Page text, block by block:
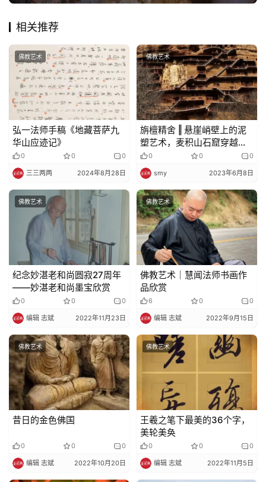
相关推荐
佛教艺术
弘一法师手稿《地藏菩萨九
华山应迹记》
0 0 0
三三两两 2024年8月28日
佛教艺术
旃檀精舍 ‖ 悬崖峭壁上的泥
塑艺术，麦积山石窟穿越千
年的惊世之美
0 0 0
smy 2023年6月8日
佛教艺术
纪念妙湛老和尚圆寂27周年
——妙湛老和尚墨宝欣赏
0 0 0
编辑 志斌 2022年11月23日
佛教艺术
佛教艺术｜慧闻法师书画作
品欣赏
6 0 0
编辑 志斌 2022年9月15日
佛教艺术
昔日的金色佛国
0 0 0
编辑 志斌 2022年10月20日
佛教艺术
王羲之笔下最美的36个字，
美轮美奂
0 0 0
编辑 志斌 2022年11月5日